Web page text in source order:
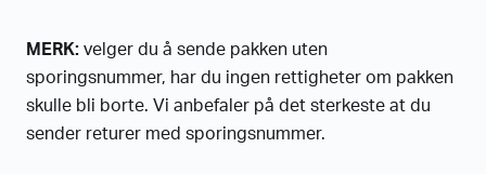
MERK: velger du å sende pakken uten
sporingsnummer, har du ingen rettigheter om pakken
skulle bli borte. Vi anbefaler på det sterkeste at du
sender returer med sporingsnummer.